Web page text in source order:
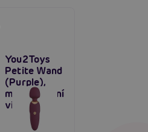
You2Toys
Petite Wand
(Purple),
mini masážní
vibrátor